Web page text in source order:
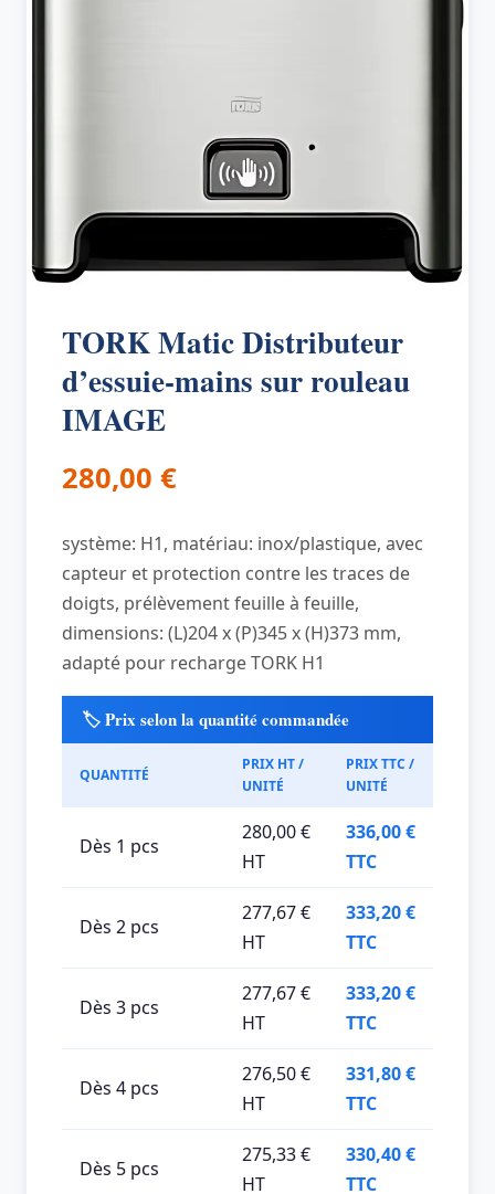
TORK Matic Distributeur
d’essuie-mains sur rouleau
IMAGE
280,00 €
système: H1, matériau: inox/plastique, avec
capteur et protection contre les traces de
doigts, prélèvement feuille à feuille,
dimensions: (L)204 x (P)345 x (H)373 mm,
adapté pour recharge TORK H1
🏷️ Prix selon la quantité commandée
QUANTITÉ
PRIX HT /
UNITÉ
PRIX TTC /
UNITÉ
Dès 1 pcs
280,00 €
HT
336,00 €
TTC
Dès 2 pcs
277,67 €
HT
333,20 €
TTC
Dès 3 pcs
277,67 €
HT
333,20 €
TTC
Dès 4 pcs
276,50 €
HT
331,80 €
TTC
Dès 5 pcs
275,33 €
HT
330,40 €
TTC